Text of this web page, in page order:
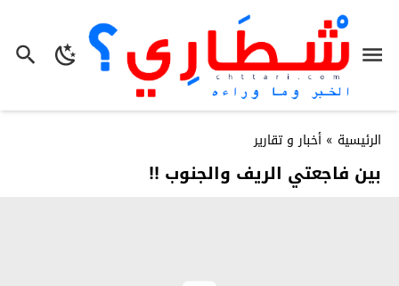
الرئيسية » أخبار و تقارير
بين فاجعتي الريف والجنوب !!